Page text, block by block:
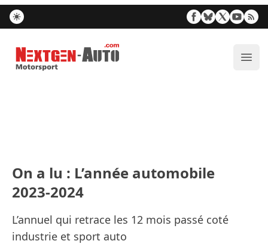
Nextgen-Auto.com
On a lu : L’année automobile
2023-2024
L’annuel qui retrace les 12 mois passé coté
industrie et sport auto